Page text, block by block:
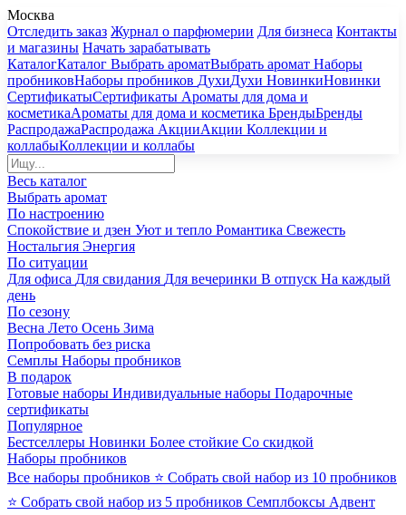
Москва
Отследить заказ Журнал о парфюмерии Для бизнеса Контакты
и магазины Начать зарабатывать
КаталогКаталог Выбрать ароматВыбрать аромат Наборы
пробниковНаборы пробников ДухиДухи НовинкиНовинки
СертификатыСертификаты Ароматы для дома и
косметикаАроматы для дома и косметика БрендыБренды
РаспродажаРаспродажа АкцииАкции Коллекции и
коллабыКоллекции и коллабы
Весь каталог
Выбрать аромат
По настроению
Спокойствие и дзен Уют и тепло Романтика Свежесть
Ностальгия Энергия
По ситуации
Для офиса Для свидания Для вечеринки В отпуск На каждый
день
По сезону
Весна Лето Осень Зима
Попробовать без риска
Семплы Наборы пробников
В подарок
Готовые наборы Индивидуальные наборы Подарочные
сертификаты
Популярное
Бестселлеры Новинки Более стойкие Со скидкой
Наборы пробников
Все наборы пробников ⭐ Собрать свой набор из 10 пробников
⭐ Собрать свой набор из 5 пробников Семплбоксы Адвент